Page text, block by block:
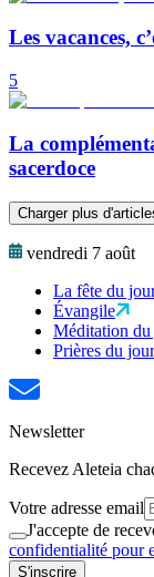
Les vacances,
5
La
sacerdoce
Charger plus
vendredi 7 août
La fête du
Évangile
Méditation
Prières du jour
Newsletter
Recevez Aleteia
Votre adresse email
J'accepte de
confidentialité pour
S'inscrire